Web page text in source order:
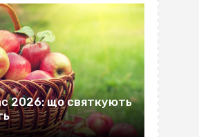
2026: що святкують